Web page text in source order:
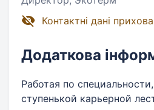
Контактні дані
Додаткова
Работая по
ступенькой карьерной